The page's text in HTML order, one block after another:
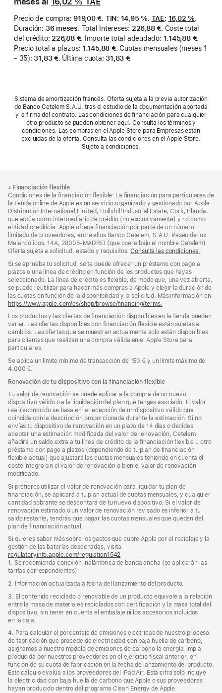
Precio de compra: 919,00 €. TIN: 14,95 %. TAE: 16,02 %.
Duración: 36 meses. Total Intereses: 226,88 €. Coste total
del crédito: 226,88 €. Importe total adeudado: 1.145,88 €.
Precio total a plazos: 1.145,88 €.Cuotas mensuales (meses 1
- 35): 31,83 €. Última cuota: 31,83 €
Sistema de amortización francés. Oferta sujeta a la previa autorización
de Banco Cetelem S.A.U. tras el estudio de la documentación aportada
y la firma del contrato. Las condiciones de financiación para cualquier
otro producto se pueden obtener aquí: Consulta los términos y
condiciones. Las compras en el Apple Store para Empresas están
excluidas de la oferta. Consulta las condiciones en el Apple Store.
Sujeto a condiciones.
a
pie
de
página
al
pie
※ Financiación flexible
Condiciones de la financiación flexible: La financiación para particulares de
la tienda online de Apple es un servicio organizado y gestionado por Apple
Distribution International Limited, Hollyhill Industrial Estate, Cork, Irlanda,
que actúa como intermediario de crédito (no exclusivamente) y no como
entidad crediticia. Apple ofrece financiación por parte de un número
limitado de proveedores, entre ellos Banco Cetelem, S.A.U. Paseo de los
Melancólicos, 14A, 28005-MADRID (que opera bajo el nombre Cetelem).
Oferta sujeta a solicitud, estado y requisitos.Consulta las condiciones.
Si se aprueba tu solicitud, se te puede ofrecer un préstamo con pago a
plazos o una línea de crédito en función de los productos que hayas
seleccionado. La línea de crédito es flexible, de modo que, una vez abierta,
se puede reutilizar para hacer más compras a Apple y elegir la duración de
las cuotas en función de la disponibilidad y la solicitud. Más información en
https://www.apple.com/es/shop/browse/financing/terms.
Los productos y las ofertas de financiación disponibles en la tienda pueden
variar. Las ofertas disponibles con financiación flexible están sujetas a
cambios. Las ofertas que se muestran actualmente solo están disponibles
para clientes que realizan una compra válida en el Apple Store para
particulares.
Se aplica un límite mínimo de transacción de 150 € y un límite máximo de
4.000 €.
Renovación de tu dispositivo con la financiación flexible
Tu valor de renovación se puede aplicar a la compra de un nuevo
dispositivo válido o a la liquidación del plan que tengas asociado. El valor
real reconocido se basa en la recepción de un dispositivo válido que
coincida con la descripción proporcionada durante la estimación. Si no
envías tu dispositivo de renovación en un plazo de 14 días o decides
aceptar una estimación modificada del valor de renovación, Cetelem
añadirá un saldo extra a tu línea de crédito de la financiación flexible u otro
préstamo con pago a plazos (dependiendo de tu plan de financiación
flexible actual) que ajustará las cuotas mensuales teniendo en cuenta el
coste íntegro sin el valor de renovación o bien el valor de renovación
modificado.
Si prefieres utilizar el valor de renovación para liquidar tu plan de
financiación, se aplicará a tu plan actual de cuotas mensuales, y cualquier
cantidad sobrante se descontará de tu nuevo dispositivo. Si el valor de
renovación estimado o un valor de renovación revisado es inferior a tu
saldo restante, tendrás que pagar las cuotas mensuales que queden del
plan de financiación actual.
Si quieres saber más sobre los gastos que cubre Apple por el reciclaje y la
gestión de las baterías desechadas, visita
regulatoryinfo.apple.com/regulation1542
abre
ventana
nueva)
1. Se recomienda conexión inalámbrica de banda ancha (se aplicarán las
tarifas correspondientes).
2. Información actualizada a fecha del lanzamiento del producto.
3. El contenido reciclado o renovable de un producto equivale a la relación
entre la masa de materiales reciclados con certificación y la masa total del
dispositivo, sin tener en cuenta el embalaje ni los accesorios incluidos
en la caja.
4. Para calcular el porcentaje de emisiones eléctricas de nuestro proceso
de fabricación que procede de electricidad con baja huella de carbono,
asignamos a nuestro modelo de emisiones de carbono la energía limpia
producida por nuestros proveedores en el ejercicio fiscal anterior, en
función de su cuota de fabricación en la fecha de lanzamiento del producto.
Este cálculo evalúa a los proveedores del iPad Air. Esta cifra solo incluye
la electricidad con baja huella de carbono que Apple o sus proveedores
hayan producido dentro del programa Clean Energy de Apple.